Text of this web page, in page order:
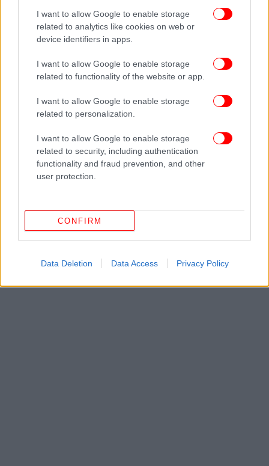
I want to allow Google to enable storage
related to analytics like cookies on web or
device identifiers in apps.
I want to allow Google to enable storage
related to functionality of the website or app.
I want to allow Google to enable storage
related to personalization.
I want to allow Google to enable storage
related to security, including authentication
functionality and fraud prevention, and other
user protection.
CONFIRM
Data Deletion Data Access Privacy Policy
ΠΕΡΙΣΣΟΤΕΡΑ ΒΙΝΤΕΟ
και μάθετε
πρώτοι όλες τις ειδήσεις
Δείτε όλες τις τελευταίεςΕιδήσειςαπό την Ελλάδα και τον Κόσμο,
ΔΙΑΒΑΣΤΕ ΠΕΡΙΣΣΟΤΕΡΑ